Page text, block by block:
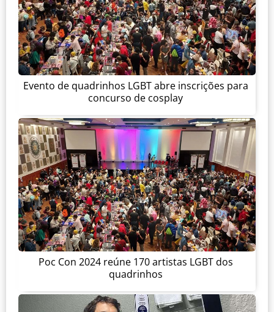
Evento de quadrinhos LGBT abre inscrições para
concurso de cosplay
Poc Con 2024 reúne 170 artistas LGBT dos
quadrinhos